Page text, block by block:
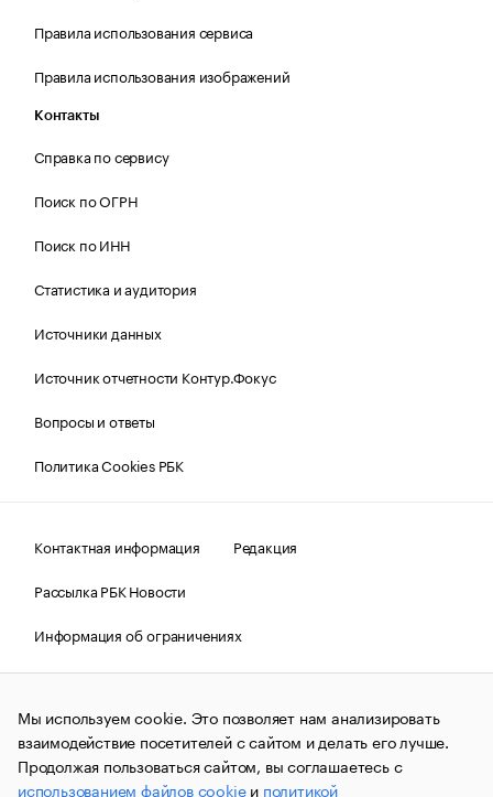
Правила использования сервиса
Правила использования изображений
Контакты
Справка по сервису
Поиск по ОГРН
Поиск по ИНН
Статистика и аудитория
Источники данных
Источник отчетности Контур.Фокус
Вопросы и ответы
Политика Cookies РБК
Контактная информация
Редакция
Рассылка РБК Новости
Информация об ограничениях
Правовая информация
О соблюдении авторских прав
© АО «РОСБИЗНЕСКОНСАЛТИНГ»,1995–2026.Сообщения
и материалы информационного агентства «РБК»
(зарегистрировано Федеральной службой по надзору в сфере
связи, информационных технологий и массовых
коммуникаций (Роскомнадзор) 09.12.2015 за номером ИА
Мы используем cookie. Это позволяет нам анализировать
взаимодействие посетителей с сайтом и делать его лучше.
Продолжая пользоваться сайтом, вы соглашаетесь с
использованием файлов cookieи политикой